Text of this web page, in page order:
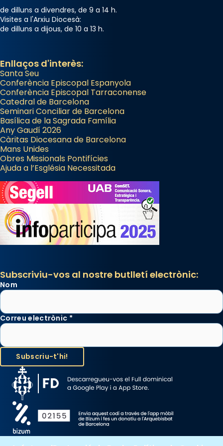
Arquebisbat de Barcelona
2 weeks ago
Semproniana, verges i màrtirs.
Acompanyant la història de sant Cugat, a
partir de l’Edat Mitjana sorgeix la tradició
que les santes Juliana (“relatiu a Júlia”) i
Semproniana (“relatiu a Semprònia =
eterna”) són deixebles seves. I l’any 1667, el
frare Joan Gaspar Roig, afirma en una obra
que les santes són filles de l’antiga Iluro.
Mataró en reivindicarà les relíquies fins que
les aconseguirà el 1772. L’ofici que es canta
a la “Missa de les Santes” (“Missa de
Glòria”) fou composta el 1848 per Mn.
Manuel Blanch, amb aire d’òpera
italianitzant; s’interpreta per privilegi
pontifici, amb orquestra i cor, i té una
processó (recuperada el 1972) al voltant
del temple amb les relíquies de les santes.
Des de 1985 hi participa també un grup de
gran a Mataró.
Santes a Mataró»🥵.
Photo
View on Facebook · Share
de dilluns a divendres, de 9 a 14 h.
Visites a l'Arxiu Diocesà:
de dilluns a dijous, de 10 a 13 h.
Enllaços d'interès:
Santa Seu
Conferència Episcopal Espanyola
Conferència Episcopal Tarraconense
Catedral de Barcelona
Seminari Conciliar de Barcelona
Basílica de la Sagrada Família
Any Gaudí 2026
Càritas Diocesana de Barcelona
Mans Unides
Obres Missionals Pontifícies
Ajuda a l’Església Necessitada
Subscriviu-vos al nostre butlletí electrònic:
Nom
Correu electrònic *